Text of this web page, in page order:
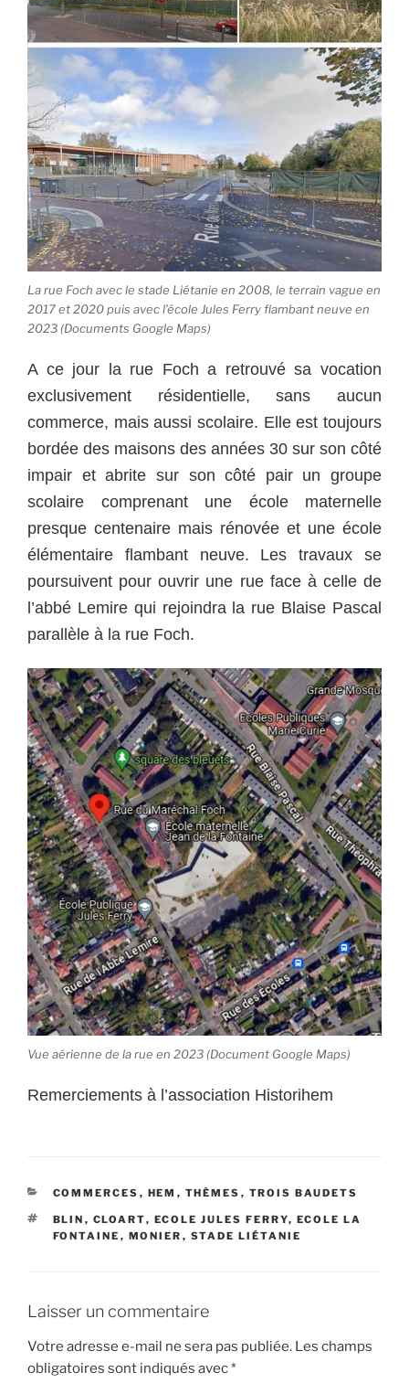
La rue Foch avec le stade Liétanie en 2008, le terrain vague en
2017 et 2020 puis avec l’école Jules Ferry flambant neuve en
2023 (Documents Google Maps)
A ce jour la rue Foch a retrouvé sa vocation
exclusivement résidentielle, sans aucun
commerce, mais aussi scolaire. Elle est toujours
bordée des maisons des années 30 sur son côté
impair et abrite sur son côté pair un groupe
scolaire comprenant une école maternelle
presque centenaire mais rénovée et une école
élémentaire flambant neuve. Les travaux se
poursuivent pour ouvrir une rue face à celle de
l’abbé Lemire qui rejoindra la rue Blaise Pascal
parallèle à la rue Foch.
Vue aérienne de la rue en 2023 (Document Google Maps)
Remerciements à l’association Historihem
CATÉGORIES
COMMERCES , HEM , THÈMES , TROIS BAUDETS
ÉTIQUETTES
BLIN , CLOART, ECOLE JULES FERRY, ECOLE LA
FONTAINE , MONIER , STADE LIÉTANIE
Laisser un commentaire
Votre adresse e-mail ne sera pas publiée. Les champs
obligatoires sont indiqués avec*